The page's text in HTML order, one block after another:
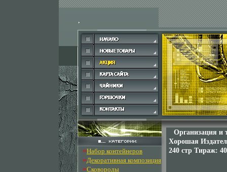
»Набор контейнеров
»Декоративная композиция
»Сковороды
Организация и
Хорошая
240 стр Тираж: